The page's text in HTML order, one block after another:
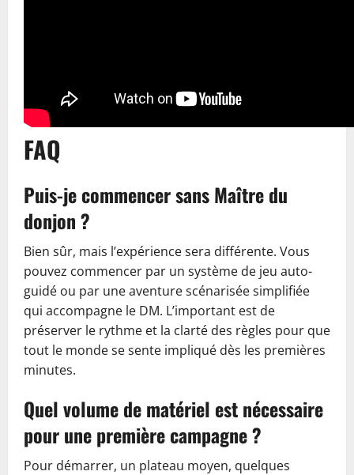
FAQ
Puis-je commencer sans Maître du
donjon ?
Bien sûr, mais l’expérience sera différente. Vous
pouvez commencer par un système de jeu auto-
guidé ou par une aventure scénarisée simplifiée
qui accompagne le DM. L’important est de
préserver le rythme et la clarté des règles pour que
tout le monde se sente impliqué dès les premières
minutes.
Quel volume de matériel est nécessaire
pour une première campagne ?
Pour démarrer, un plateau moyen, quelques